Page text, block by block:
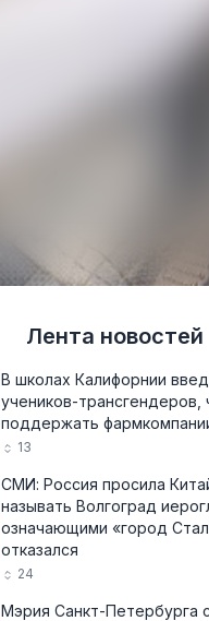
Лента новостей
В школах Калифорнии
учеников-трансгендеров,
поддержать
13
СМИ: Россия просила
называть Волгоград
означающими «город
отказался
24
Мэрия Санкт-Петербурга